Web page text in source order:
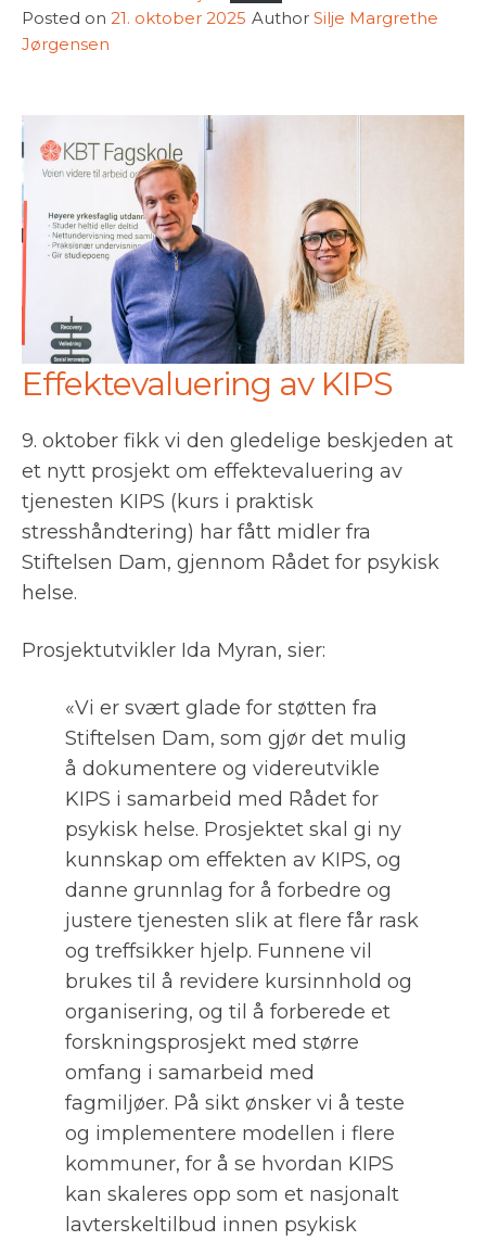
Posted on 21. oktober 2025 Author Silje Margrethe
Jørgensen
Effektevaluering av KIPS
9. oktober fikk vi den gledelige beskjeden at
et nytt prosjekt om effektevaluering av
tjenesten KIPS (kurs i praktisk
stresshåndtering) har fått midler fra
Stiftelsen Dam, gjennom Rådet for psykisk
helse.
Prosjektutvikler Ida Myran, sier:
«Vi er svært glade for støtten fra
Stiftelsen Dam, som gjør det mulig
å dokumentere og videreutvikle
KIPS i samarbeid med Rådet for
psykisk helse. Prosjektet skal gi ny
kunnskap om effekten av KIPS, og
danne grunnlag for å forbedre og
justere tjenesten slik at flere får rask
og treffsikker hjelp. Funnene vil
brukes til å revidere kursinnhold og
organisering, og til å forberede et
forskningsprosjekt med større
omfang i samarbeid med
fagmiljøer. På sikt ønsker vi å teste
og implementere modellen i flere
kommuner, for å se hvordan KIPS
kan skaleres opp som et nasjonalt
lavterskeltilbud innen psykisk